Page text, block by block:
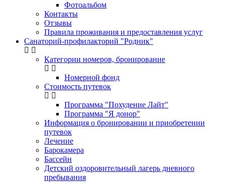
Фотоальбом
Контакты
Отзывы
Правила проживания и предоставления услуг
Санаторий-профилакторий "Родник"
Категории номеров, бронирование
Номерной фонд
Стоимость путевок
Программа "Похудение Лайт"
Программа "Я донор"
Информация о бронировании и приобретении
путевок
Лечение
Барокамера
Бассейн
Детский оздоровительный лагерь дневного
пребывания